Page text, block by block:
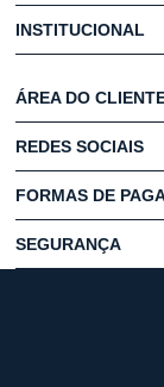
INSTITUCIONAL
ÁREA DO
REDES SOCIAIS
FORMAS DE
SEGURANÇA